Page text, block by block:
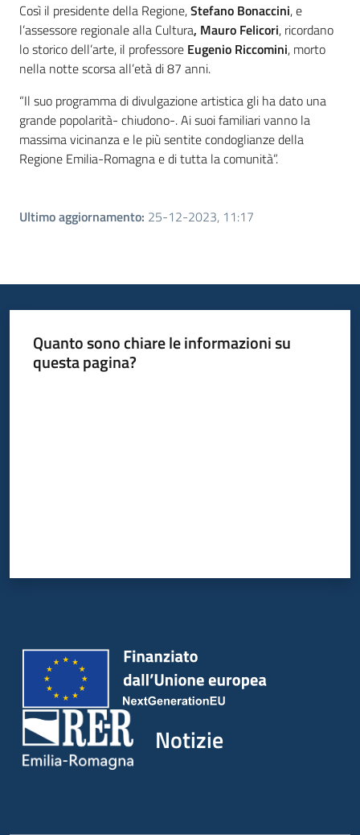
Così il presidente della Regione,Stefano Bonaccini, e
l’assessore regionale alla Cultura, Mauro Felicori, ricordano
lo storico dell’arte, il professore Eugenio Riccomini, morto
nella notte scorsa all’età di 87 anni.
“Il suo programma di divulgazione artistica gli ha dato una
grande popolarità- chiudono-. Ai suoi familiari vanno la
massima vicinanza e le più sentite condoglianze della
Regione Emilia-Romagna e di tutta la comunità”.
Ultimo aggiornamento: 25-12-2023, 11:17
Quanto sono chiare le informazioni su
questa pagina?
Notizie